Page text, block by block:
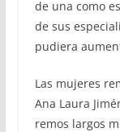
de una como
de sus
pudiera
Las mujeres
Ana Laura
remos largos